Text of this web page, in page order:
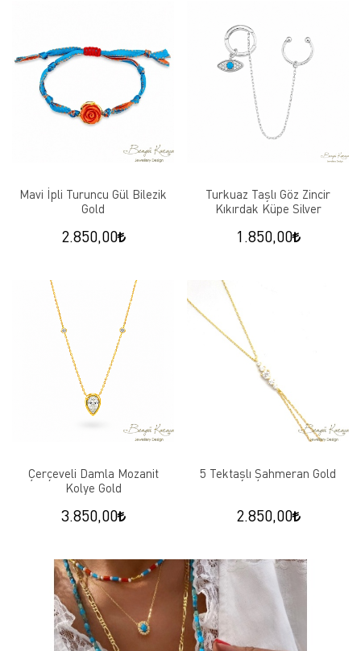
Mavi İpli Turuncu Gül Bilezik
Gold
2.850,00
Turkuaz Taşlı Göz Zincir
Kıkırdak Küpe Silver
1.850,00
Çerçeveli Damla Mozanit
Kolye Gold
3.850,00
5 Tektaşlı Şahmeran Gold
2.850,00